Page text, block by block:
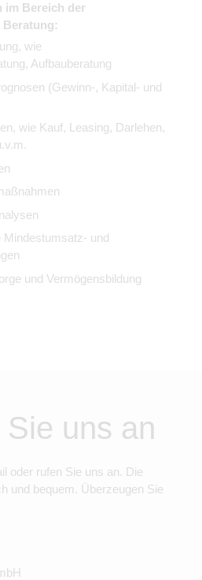
im Bereich der
wie
Aufbauberatung
(Gewinn-, Kapital- und
wie Kauf, Leasing, Darlehen,
Mindestumsatz- und
und Vermögensbildung
uns an
oder rufen Sie uns an. Die
und bequem. Überzeugen Sie